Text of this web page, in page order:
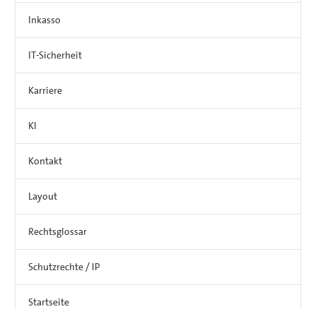
Inkasso
IT-Sicherheit
Karriere
KI
Kontakt
Layout
Rechtsglossar
Schutzrechte / IP
Startseite